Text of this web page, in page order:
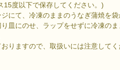
15度以下で保存してください。)
にて、冷凍のままのうなぎ蒲焼を袋
皿にのせ、ラップをせずに冷凍の
りますので、取扱いには注意してく